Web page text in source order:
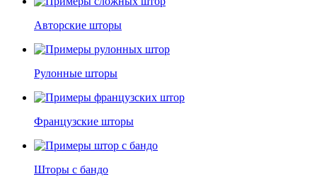
Авторские шторы
Рулонные шторы
Французские шторы
Шторы с бандо